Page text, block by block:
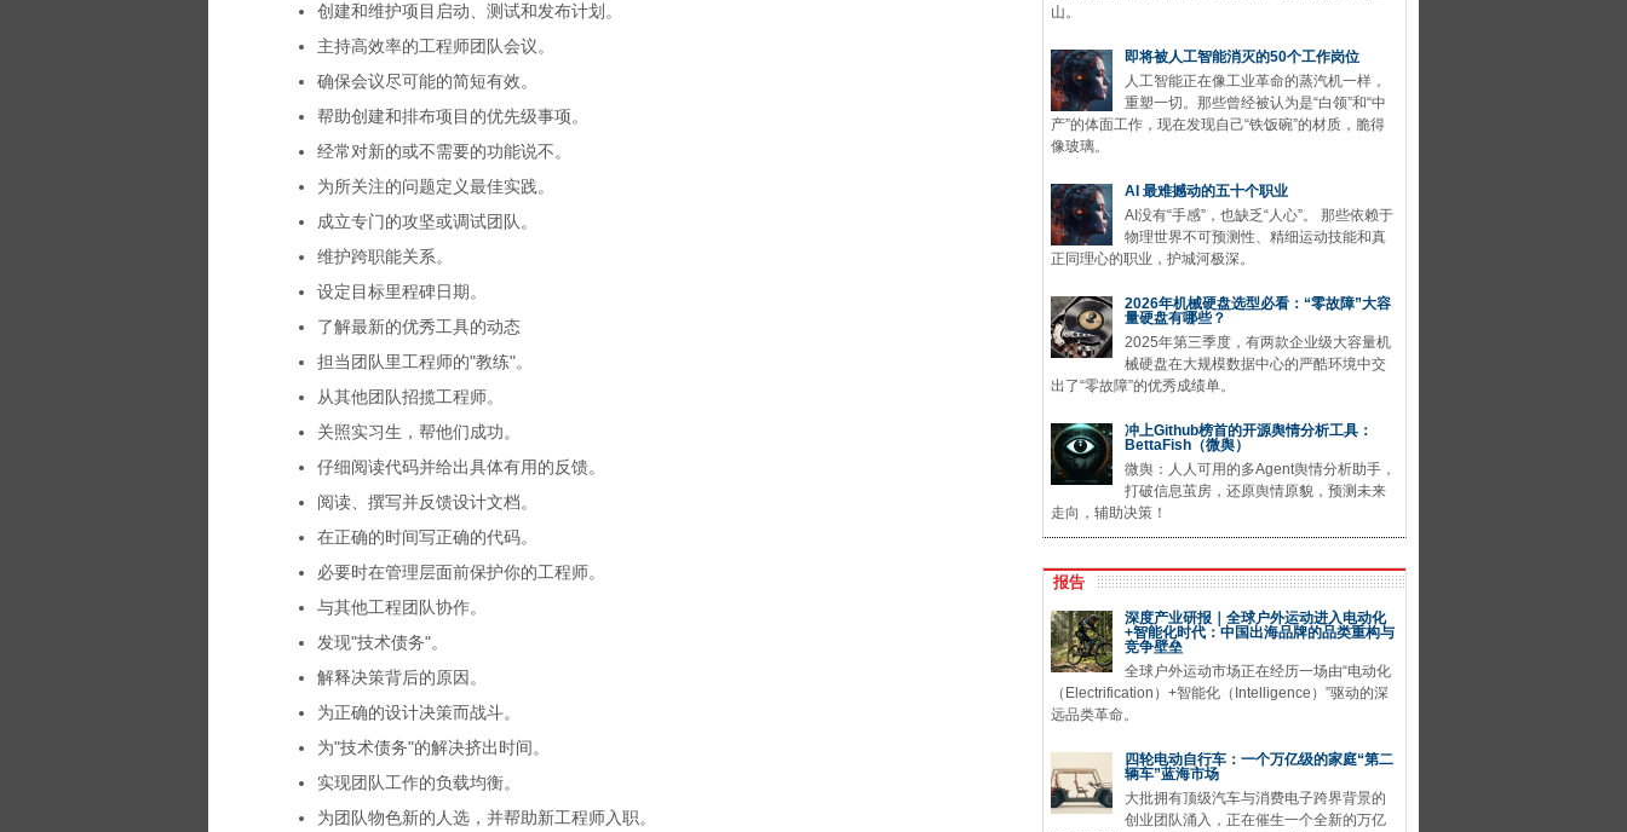
创建和维护项目启动、测试和发布计划。
主持高效率的工程师团队会议。
确保会议尽可能的简短有效。
帮助创建和排布项目的优先级事项。
经常对新的或不需要的功能说不。
为所关注的问题定义最佳实践。
成立专门的攻坚或调试团队。
维护跨职能关系。
设定目标里程碑日期。
了解最新的优秀工具的动态
担当团队里工程师的"教练"。
从其他团队招揽工程师。
关照实习生，帮他们成功。
仔细阅读代码并给出具体有用的反馈。
阅读、撰写并反馈设计文档。
在正确的时间写正确的代码。
必要时在管理层面前保护你的工程师。
与其他工程团队协作。
发现"技术债务"。
解释决策背后的原因。
为正确的设计决策而战斗。
为"技术债务"的解决挤出时间。
实现团队工作的负载均衡。
为团队物色新的人选，并帮助新工程师入职。
山。
即将被人工智能消灭的50个工作岗位
人工智能正在像工业革命的蒸汽机一样，
重塑一切。那些曾经被认为是“白领”和“中
产”的体面工作，现在发现自己“铁饭碗”的材质，脆得
像玻璃。
AI 最难撼动的五十个职业
AI没有“手感”，也缺乏“人心”。 那些依赖于
物理世界不可预测性、精细运动技能和真
正同理心的职业，护城河极深。
2026年机械硬盘选型必看：“零故障”大容
量硬盘有哪些？
2025年第三季度，有两款企业级大容量机
械硬盘在大规模数据中心的严酷环境中交
出了“零故障”的优秀成绩单。
冲上Github榜首的开源舆情分析工具：
BettaFish（微舆）
微舆：人人可用的多Agent舆情分析助手，
打破信息茧房，还原舆情原貌，预测未来
走向，辅助决策！
报告
深度产业研报｜全球户外运动进入电动化
+智能化时代：中国出海品牌的品类重构与
竞争壁垒
全球户外运动市场正在经历一场由“电动化
（Electrification）+智能化（Intelligence）”驱动的深
远品类革命。
四轮电动自行车：一个万亿级的家庭“第二
辆车”蓝海市场
大批拥有顶级汽车与消费电子跨界背景的
创业团队涌入，正在催生一个全新的万亿